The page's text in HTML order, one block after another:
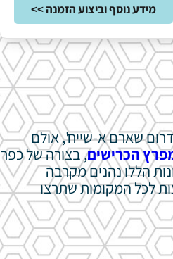
מידע נוסף וביצוע הזמנה >>
שארם א-שייח', אולם
הכרישים, בצורה של כפר
הללו נהנים מקרבה
לכל המקומות שתרצו